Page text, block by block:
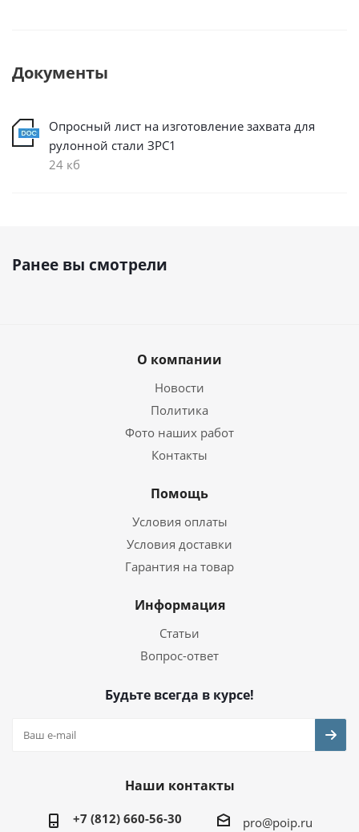
Документы
Опросный лист на изготовление захвата для
рулонной стали ЗРС1
24 кб
Ранее вы смотрели
О компании
Новости
Политика
Фото наших работ
Контакты
Помощь
Условия оплаты
Условия доставки
Гарантия на товар
Информация
Статьи
Вопрос-ответ
Будьте всегда в курсе!
Наши контакты
+7 (812) 660-56-30 pro@poip.ru